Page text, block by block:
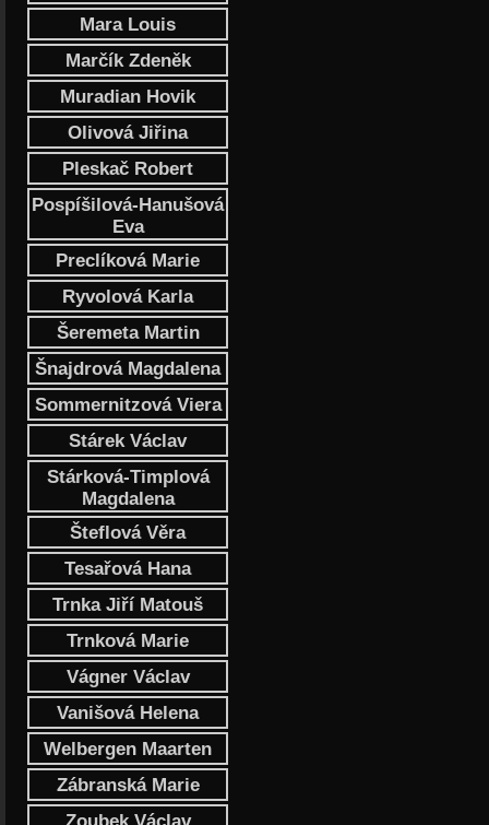
Mara Louis
Marčík Zdeněk
Muradian Hovik
Olivová Jiřina
Pleskač Robert
Pospíšilová-Hanušová
Eva
Preclíková Marie
Ryvolová Karla
Šeremeta Martin
Šnajdrová Magdalena
Sommernitzová Viera
Stárek Václav
Stárková-Timplová
Magdalena
Šteflová Věra
Tesařová Hana
Trnka Jiří Matouš
Trnková Marie
Vágner Václav
Vanišová Helena
Welbergen Maarten
Zábranská Marie